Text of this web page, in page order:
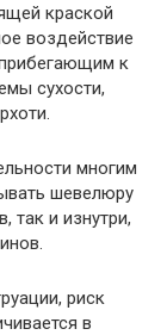
краской
воздействие
к
сухости,
многим
шевелюру
так и изнутри,
риск
в